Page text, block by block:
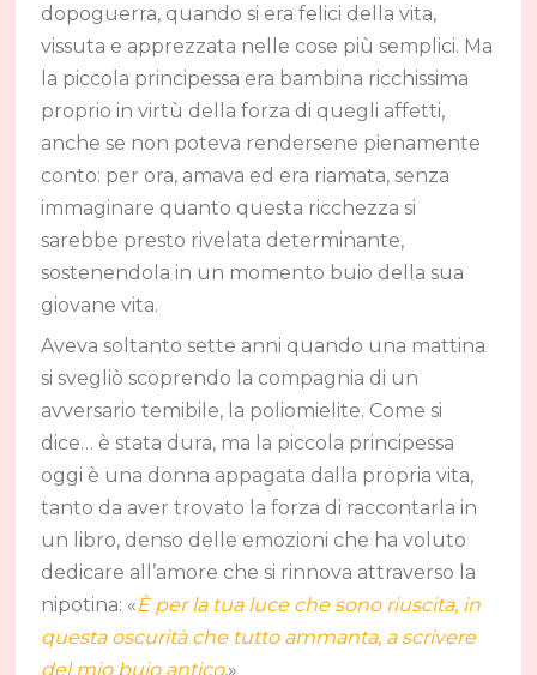
dopoguerra, quando si era felici della vita,
vissuta e apprezzata nelle cose più semplici. Ma
la piccola principessa era bambina ricchissima
proprio in virtù della forza di quegli affetti,
anche se non poteva rendersene pienamente
conto: per ora, amava ed era riamata, senza
immaginare quanto questa ricchezza si
sarebbe presto rivelata determinante,
sostenendola in un momento buio della sua
giovane vita.
Aveva soltanto sette anni quando una mattina
si svegliò scoprendo la compagnia di un
avversario temibile, la poliomielite. Come si
dice… è stata dura, ma la piccola principessa
oggi è una donna appagata dalla propria vita,
tanto da aver trovato la forza di raccontarla in
un libro, denso delle emozioni che ha voluto
dedicare all’amore che si rinnova attraverso la
nipotina: «È per la tua luce che sono riuscita, in
questa oscurità che tutto ammanta, a scrivere
del mio buio antico.»